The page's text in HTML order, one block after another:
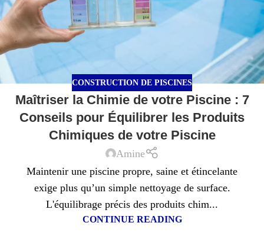
CONSTRUCTION DE PISCINES
Maîtriser la Chimie de votre Piscine : 7
Conseils pour Équilibrer les Produits
Chimiques de votre Piscine
Amine
Maintenir une piscine propre, saine et étincelante
exige plus qu’un simple nettoyage de surface.
L'équilibrage précis des produits chim...
CONTINUE READING